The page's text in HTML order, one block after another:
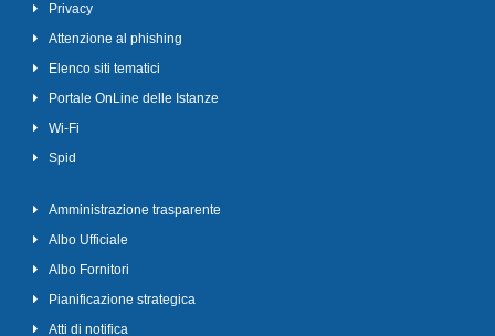
Privacy
Attenzione al phishing
Elenco siti tematici
Portale OnLine delle Istanze
Wi-Fi
Spid
Amministrazione trasparente
Albo Ufficiale
Albo Fornitori
Pianificazione strategica
Atti di notifica